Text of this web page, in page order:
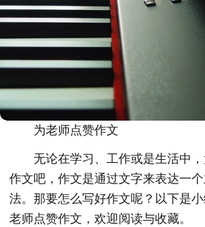
为老师点赞作文
无论在学习、工作或是生活中
作文吧，作文是通过文字来表达一
法。那要怎么写好作文呢？以下是
老师点赞作文，欢迎阅读与收藏。